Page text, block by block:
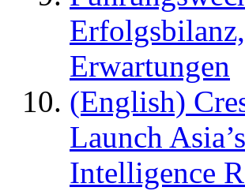
Erwartungen
(English)
Launch
Intelligence